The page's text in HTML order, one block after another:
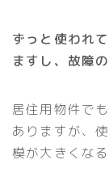
ずっと使われ
ますし、故障
居住用物件で
ありますが、
模が大きくな